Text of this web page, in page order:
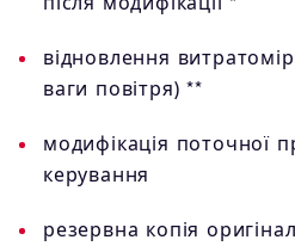
відновлення
ваги повітря) **
модифікація поточної
керування
резервна копія